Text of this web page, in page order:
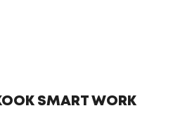
SMART WORK